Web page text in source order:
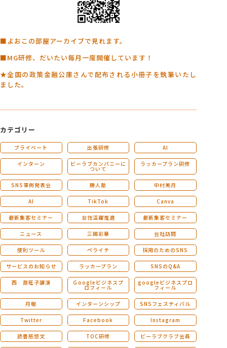
■よおこの部屋アーカイブで見れます。
■MG研修、だいたい毎月一度開催しています！
★全国の政策金融公庫さんで配布される小冊子を執筆いたし
ました。
カテゴリー
プライベート 出張研修 AI
インターン ビーラブカンパニーに
ついて
ラッカープラン研修
SNS事例発表会 勝人塾 中村美月
AI TikTok Canva
最新集客セミナー 女性活躍推進 最新集客セミナー
ニュース 三國彩華 会社訪問
便利ツール ペライチ 採用のためのSNS
サービスのお知らせ ラッカープラン SNSのQ&A
西 良旺子講演 Ｇoogleビジネスプ
ロフィール
googleビジネスプロ
フィール
月報 インターンシップ SNSフェスティバル
Twitter Facebook Instagram
読書感想文 TOC研修 ビーラブクラブ会員